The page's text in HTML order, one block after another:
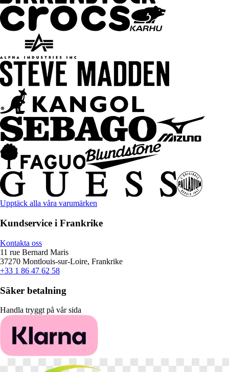
Upptäck alla våra varumärken
Kundservice i Frankrike
Kontakta oss
11 rue Bernard Maris
37270 Montlouis-sur-Loire, Frankrike
+33 1 86 47 62 58
Säker betalning
Handla tryggt på vår sida